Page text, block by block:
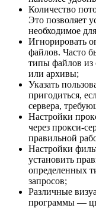
Количество
Это позволяет
необходимое
Игнорировать
файлов. Часто
типы файлов из
или архивы;
Указать
пригодиться,
сервера,
Настройки
через прокси-
правильной
Настройки
установить
определенных
запросов;
Различные
программы —